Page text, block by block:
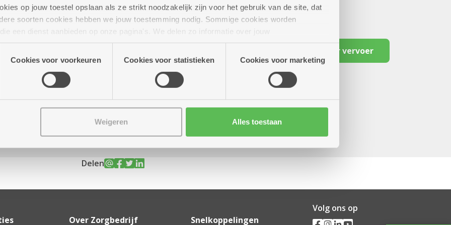
op jouw toestel opslaan als ze strikt noodzakelijk zijn voor het gebruik van de site, dat
soorten cookies hebben we jouw toestemming nodig. Sommige cookies worden
een dienst aanbieden op onze pagina's. We delen zo informatie over jouw
onze site voor social media, advertenties en analyse. Deze partners kunnen deze gegevens
die je aan hen verstrekte.
Cookies voor voorkeuren Cookies voor statistieken Cookies voor marketing
Weigeren Alles toestaan
10.00 uur tot 17.00
uur
Reserveer vervoer
Delen
Over Zorgbedrijf Snelkoppelingen
Volg ons op